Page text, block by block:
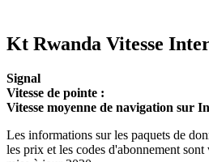
Kt Rwanda Vitesse
Signal
Vitesse de pointe :
Vitesse moyenne de navigation sur
Les informations sur les paquets de
les prix et les codes d'abonnement